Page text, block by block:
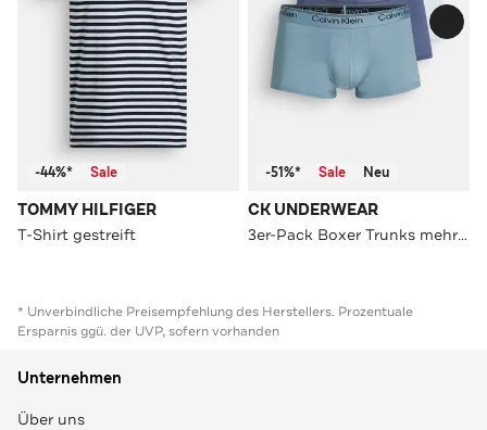
-44%* Sale
TOMMY HILFIGER
T-Shirt gestreift
-51%* Sale Neu
CK UNDERWEAR
3er-Pack Boxer Trunks mehrfarbig
* Unverbindliche Preisempfehlung des Herstellers. Prozentuale
Ersparnis ggü. der UVP, sofern vorhanden
Unternehmen
Über uns